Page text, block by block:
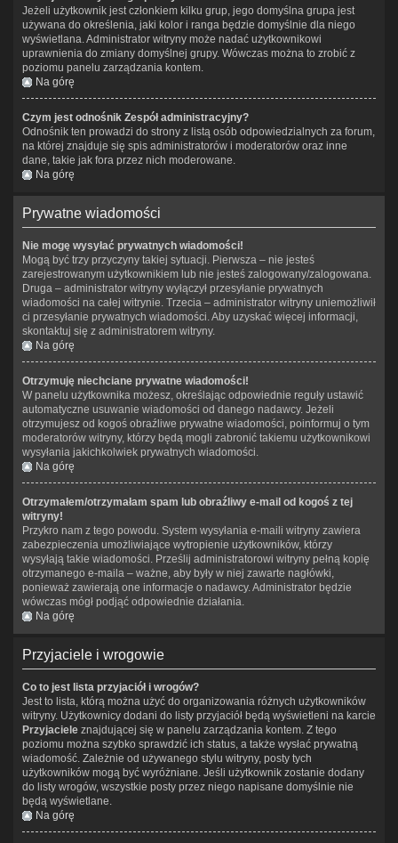
Jeżeli użytkownik jest członkiem kilku grup, jego domyślna grupa jest
używana do określenia, jaki kolor i ranga będzie domyślnie dla niego
wyświetlana. Administrator witryny może nadać użytkownikowi
uprawnienia do zmiany domyślnej grupy. Wówczas można to zrobić z
poziomu panelu zarządzania kontem.
Na górę
Czym jest odnośnik Zespół administracyjny?
Odnośnik ten prowadzi do strony z listą osób odpowiedzialnych za forum,
na której znajduje się spis administratorów i moderatorów oraz inne
dane, takie jak fora przez nich moderowane.
Na górę
Prywatne wiadomości
Nie mogę wysyłać prywatnych wiadomości!
Mogą być trzy przyczyny takiej sytuacji. Pierwsza – nie jesteś
zarejestrowanym użytkownikiem lub nie jesteś zalogowany/zalogowana.
Druga – administrator witryny wyłączył przesyłanie prywatnych
wiadomości na całej witrynie. Trzecia – administrator witryny uniemożliwił
ci przesyłanie prywatnych wiadomości. Aby uzyskać więcej informacji,
skontaktuj się z administratorem witryny.
Na górę
Otrzymuję niechciane prywatne wiadomości!
W panelu użytkownika możesz, określając odpowiednie reguły ustawić
automatyczne usuwanie wiadomości od danego nadawcy. Jeżeli
otrzymujesz od kogoś obraźliwe prywatne wiadomości, poinformuj o tym
moderatorów witryny, którzy będą mogli zabronić takiemu użytkownikowi
wysyłania jakichkolwiek prywatnych wiadomości.
Na górę
Otrzymałem/otrzymałam spam lub obraźliwy e-mail od kogoś z tej
witryny!
Przykro nam z tego powodu. System wysyłania e-maili witryny zawiera
zabezpieczenia umożliwiające wytropienie użytkowników, którzy
wysyłają takie wiadomości. Prześlij administratorowi witryny pełną kopię
otrzymanego e-maila – ważne, aby były w niej zawarte nagłówki,
ponieważ zawierają one informacje o nadawcy. Administrator będzie
wówczas mógł podjąć odpowiednie działania.
Na górę
Przyjaciele i wrogowie
Co to jest lista przyjaciół i wrogów?
Jest to lista, którą można użyć do organizowania różnych użytkowników
witryny. Użytkownicy dodani do listy przyjaciół będą wyświetleni na karcie
Przyjaciele znajdującej się w panelu zarządzania kontem. Z tego
poziomu można szybko sprawdzić ich status, a także wysłać prywatną
wiadomość. Zależnie od używanego stylu witryny, posty tych
użytkowników mogą być wyróżniane. Jeśli użytkownik zostanie dodany
do listy wrogów, wszystkie posty przez niego napisane domyślnie nie
będą wyświetlane.
Na górę